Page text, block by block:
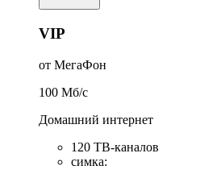
VIP
от МегаФон
100 Мб/c
Домашний интернет
120 ТВ-каналов
симка: